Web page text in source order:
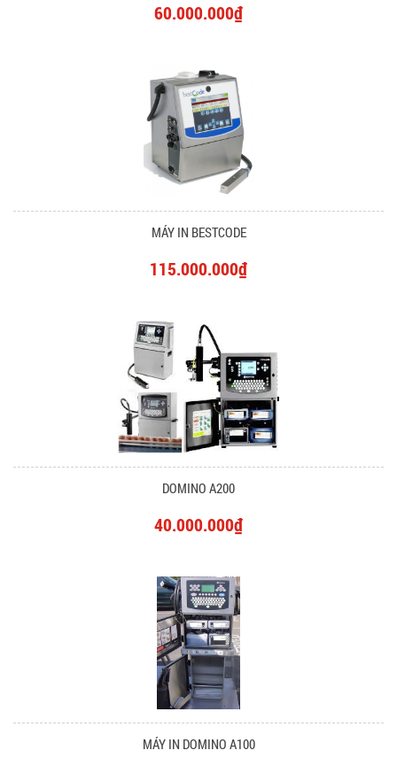
60.000.000₫
MÁY IN BESTCODE
115.000.000₫
DOMINO A200
40.000.000₫
MÁY IN DOMINO A100